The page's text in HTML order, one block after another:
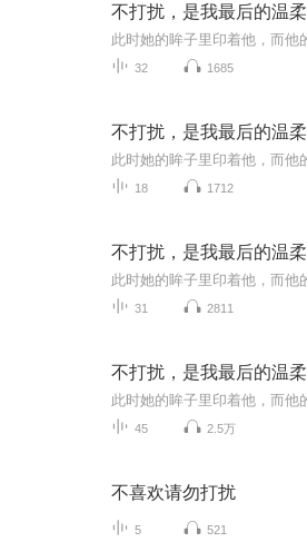
不打扰，是我最后的温柔
32 1685
不打扰，是我最后的温柔
18 1712
不打扰，是我最后的温柔
31 2811
不打扰，是我最后的温柔
45 2.5万
不喜欢请勿打扰
5 521